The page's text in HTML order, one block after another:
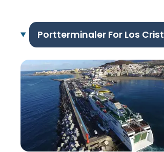
Portterminaler For Los